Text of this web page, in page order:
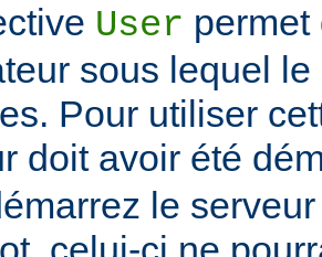
User permet
sous lequel
Pour utiliser
doit avoir été
le